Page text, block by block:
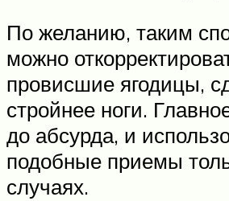
По желанию, таким
можно
провисшие ягодицы,
стройнее ноги.
до абсурда, и
подобные приемы
случаях.